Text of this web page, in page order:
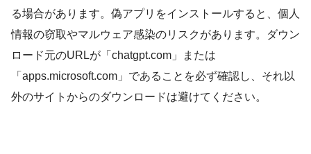
る場合があります。偽アプリをインストールすると、個人
情報の窃取やマルウェア感染のリスクがあります。ダウン
ロード元のURLが「chatgpt.com」または
「apps.microsoft.com」であることを必ず確認し、それ以
外のサイトからのダウンロードは避けてください。